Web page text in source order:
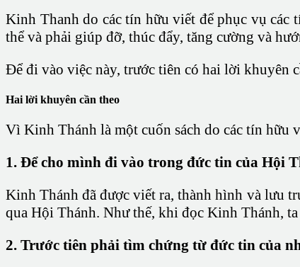
Kinh Thanh do các tín hữu viết để phục vụ
thể và phải giúp đỡ, thúc đẩy, tăng cường và
Để đi vào việc này, trước tiên có hai lời khuyên
Hai lời khuyên cần theo
Vì Kinh Thánh là một cuốn sách do các tín hữu
1. Để cho mình đi vào trong đức tin của Hội
Kinh Thánh đã được viết ra, thành hình và lưu
qua Hội Thánh. Như thế, khi đọc Kinh Thánh,
2. Trước tiên phải tìm chứng từ đức tin của